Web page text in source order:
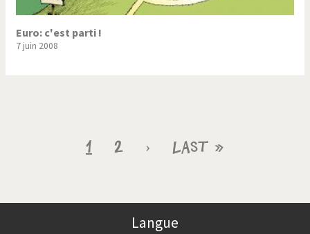
Euro: c'est parti !
7 juin 2008
Page
1 Page
2
Page
›
Dernière
Last »
Langue